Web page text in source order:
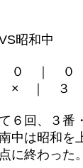
昭和中
０ ｜ ０
× ｜ ３
６回、３番
中は昭和を
に終わった